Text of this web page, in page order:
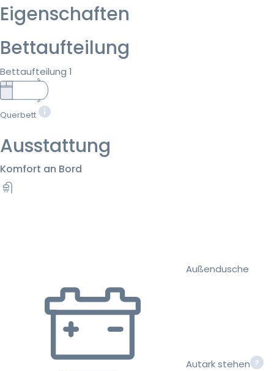
Eigenschaften
Bettaufteilung
Bettaufteilung 1
Querbett
Ausstattung
Komfort an Bord
Außendusche
Autark stehen